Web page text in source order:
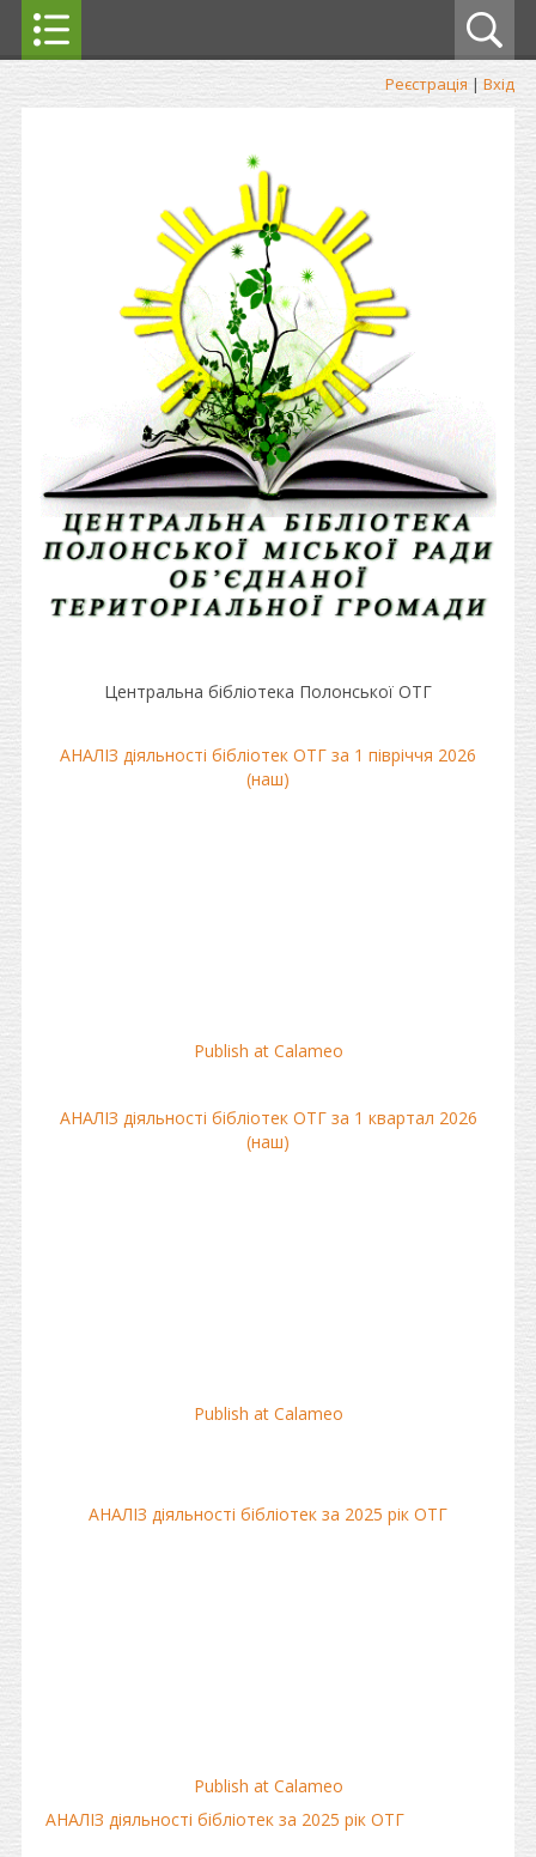
Реєстрація | Вхід
Центральна бібліотека Полонської ОТГ
АНАЛІЗ діяльності бібліотек ОТГ за 1 півріччя 2026
(наш)
Publish at Calameo
АНАЛІЗ діяльності бібліотек ОТГ за 1 квартал 2026
(наш)
Publish at Calameo
АНАЛІЗ діяльності бібліотек за 2025 рік ОТГ
Publish at Calameo
АНАЛІЗ діяльності бібліотек за 2025 рік ОТГ